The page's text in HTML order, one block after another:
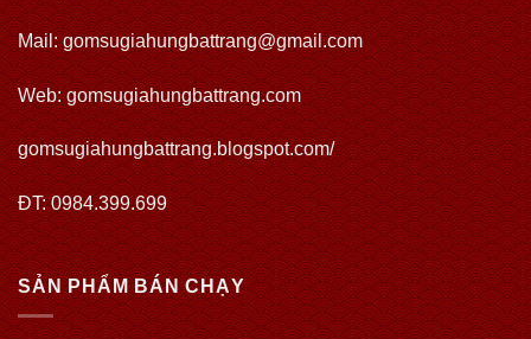
Mail: gomsugiahungbattrang@gmail.com
Web:gomsugiahungbattrang.com
gomsugiahungbattrang.blogspot.com/
ĐT: 0984.399.699
SẢN PHẨM BÁN CHẠY